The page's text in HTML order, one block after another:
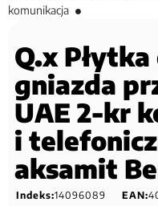
komunikacja
Q.x Płytka
gniazda
UAE 2-kr
i
aksamit
Indeks:14096089 EAN: